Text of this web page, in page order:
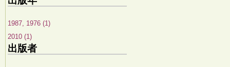
1987, 1976 (1)
2010 (1)
出版者